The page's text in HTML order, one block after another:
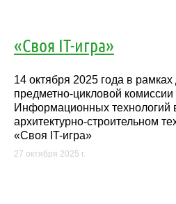
«Своя IT-игра»
14 октября 2025 года в
предметно-цикловой
Информационных технологий
архитектурно-строительном
«Своя IT-игра»
27 октября 2025 г.